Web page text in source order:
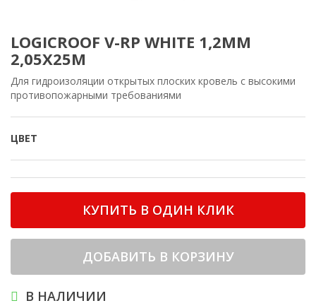
LOGICROOF V-RP WHITE 1,2ММ
2,05X25М
Для гидроизоляции открытых плоских кровель с высокими
противопожарными требованиями
ЦВЕТ
КУПИТЬ В ОДИН КЛИК
ДОБАВИТЬ В КОРЗИНУ
В НАЛИЧИИ